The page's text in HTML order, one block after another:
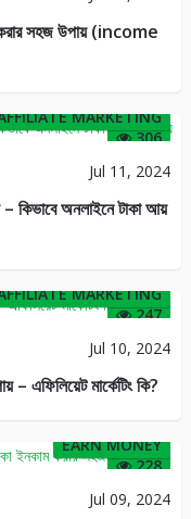
করার সহজ উপায় (income
306
MARKETING
Jul 11, 2024
কিভাবে অনলাইনে টাকা আয়
247
MARKETING
Jul 10, 2024
– এফিলিয়েট মার্কেটিং কি?
228
EARN MONEY
Jul 09, 2024